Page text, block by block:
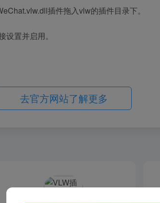
插件拖入vlw的插件目录下。
置并启用。
去官方网站了解更多